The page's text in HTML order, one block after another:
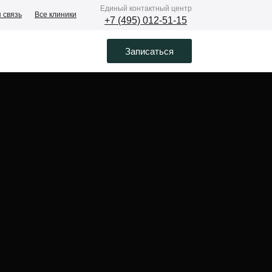
Все клиники
Eдиный контактный центр
+7 (495) 012-51-15
Записаться